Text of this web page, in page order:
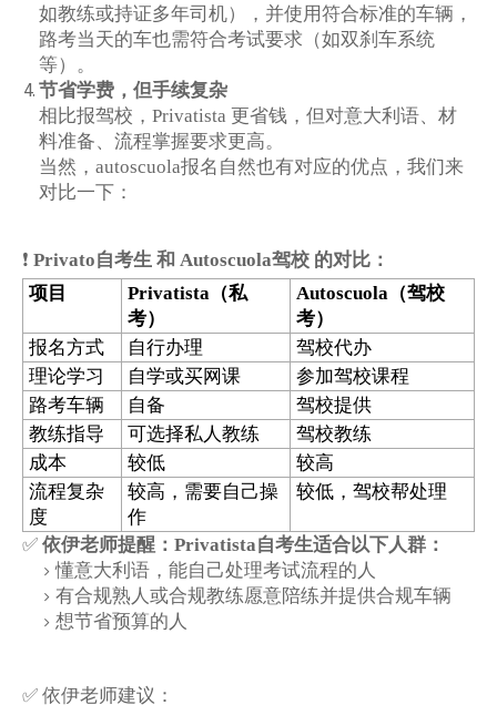
如教练或持证多年司机），并使用符合标准的车辆，
路考当天的车也需符合考试要求（如双刹车系统
等）。
节省学费，但手续复杂
相比报驾校，Privatista 更省钱，但对意大利语、材
料准备、流程掌握要求更高。
当然，autoscuola报名自然也有对应的优点，我们来
对比一下：
❗ Privato自考生 和 Autoscuola驾校 的对比：
项目 Privatista （私
考）
Autoscuola （驾校
考）
报名方式
自行办理
驾校代办
理论学习
自学或买网课
参加驾校课程
路考车辆
自备
驾校提供
教练指导
可选择私人教练
驾校教练
成本
较低
较高
流程复杂
度
较高，需要自己操
作
较低，驾校帮处理
✅ 依伊老师提醒：Privatista自考生适合以下人群：
懂意大利语，能自己处理考试流程的人
有合规熟人或合规教练愿意陪练并提供合规车辆
想节省预算的人
✅ 依伊老师建议：